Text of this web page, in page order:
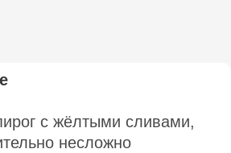
с жёлтыми сливами,
несложно